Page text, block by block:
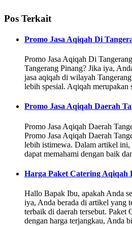
Pos Terkait
Promo Jasa Aqiqah Di
Promo Jasa Aqiqah Di
Tangerang Pinang? Jika iya,
jasa aqiqah di wilayah
lebih spesial. Aqiqah
Promo Jasa Aqiqah Daerah
Promo Jasa Aqiqah Daerah
Promo Jasa Aqiqah Daerah
lebih istimewa. Dalam artikel ini,
dapat memahami dengan baik
Harga Paket Catering Aqiqah
Hallo Bapak Ibu, apakah Anda
iya, Anda berada di artikel yang
terbaik di daerah tersebut. Paket
dengan harga terjangkau, Anda